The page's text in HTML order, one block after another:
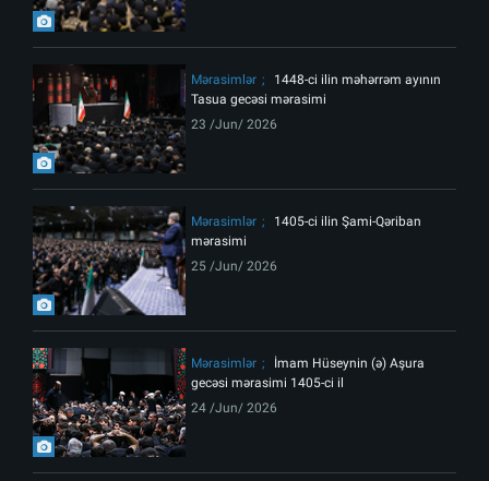
Mərasimlər
1448-ci ilin məhərrəm ayının
Tasua gecəsi mərasimi
23 /Jun/ 2026
Mərasimlər
1405-ci ilin Şami-Qəriban
mərasimi
25 /Jun/ 2026
Mərasimlər
İmam Hüseynin (ə) Aşura
gecəsi mərasimi 1405-ci il
24 /Jun/ 2026